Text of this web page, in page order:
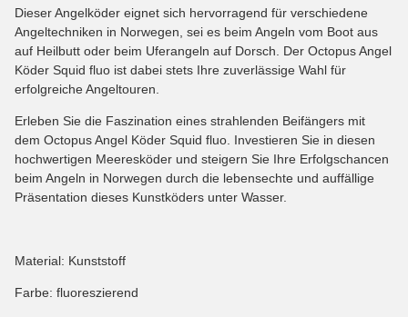
Dieser Angelköder eignet sich hervorragend für verschiedene
Angeltechniken in Norwegen, sei es beim Angeln vom Boot aus
auf Heilbutt oder beim Uferangeln auf Dorsch. Der Octopus Angel
Köder Squid fluo ist dabei stets Ihre zuverlässige Wahl für
erfolgreiche Angeltouren.
Erleben Sie die Faszination eines strahlenden Beifängers mit
dem Octopus Angel Köder Squid fluo. Investieren Sie in diesen
hochwertigen Meeresköder und steigern Sie Ihre Erfolgschancen
beim Angeln in Norwegen durch die lebensechte und auffällige
Präsentation dieses Kunstköders unter Wasser.
Material: Kunststoff
Farbe: fluoreszierend